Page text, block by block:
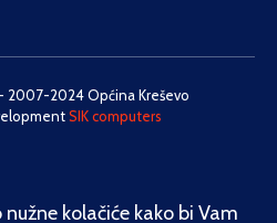
2007-2024 Općina Kreševo
SIK computers
kolačiće kako bi Vam